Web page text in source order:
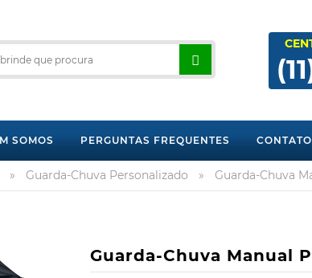
SOMOS PERGUNTAS FREQUENTES CONTATO
» Guarda-Chuva Personalizado » Guarda-Chuva
Guarda-Chuva Manual